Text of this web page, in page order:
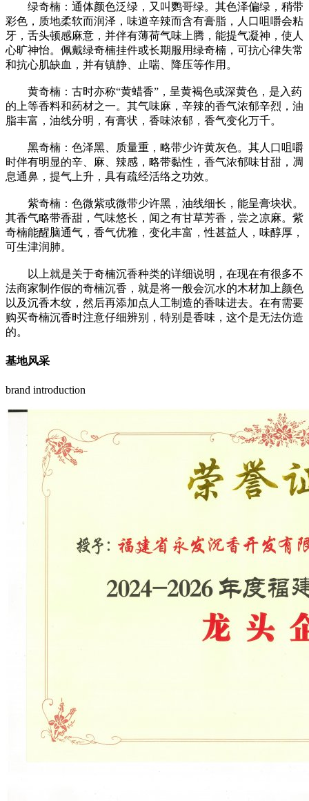
绿奇楠：通体颜色泛绿，又叫鹦哥绿。其色泽偏绿，稍带
彩色，质地柔软而润泽，味道辛辣而含有膏脂，人口咀嚼会粘
牙，舌头顿感麻意，并伴有薄荷气味上腾，能提气凝神，使人
心旷神怡。佩戴绿奇楠挂件或长期服用绿奇楠，可抗心律失常
和抗心肌缺血，并有镇静、止喘、降压等作用。
黄奇楠：古时亦称“黄蜡香”，呈黄褐色或深黄色，是入药
的上等香料和药材之一。其气味麻，辛辣的香气浓郁辛烈，油
脂丰富，油线分明，有膏状，香味浓郁，香气变化万千。
黑奇楠：色泽黑、质量重，略带少许黄灰色。其人口咀嚼
时伴有明显的辛、麻、辣感，略带黏性，香气浓郁味甘甜，凋
息通鼻，提气上升，具有疏经活络之功效。
紫奇楠：色微紫或微带少许黑，油线细长，能呈膏块状。
其香气略带香甜，气味悠长，闻之有甘草芳香，尝之凉麻。紫
奇楠能醒脑通气，香气优雅，变化丰富，性甚益人，味醇厚，
可生津润肺。
以上就是关于奇楠沉香种类的详细说明，在现在有很多不
法商家制作假的奇楠沉香，就是将一般会沉水的木材加上颜色
以及沉香木纹，然后再添加点人工制造的香味进去。在有需要
购买奇楠沉香时注意仔细辨别，特别是香味，这个是无法仿造
的。
基地风采
brand introduction